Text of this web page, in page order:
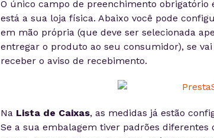
O único campo de preenchimento obrigatório
está a sua loja física. Abaixo você pode
em mão própria (que deve ser selecionada
entregar o produto ao seu consumidor), se
receber o aviso de recebimento.
Na Lista de Caixas, as medidas já estão
Se a sua embalagem tiver padrões